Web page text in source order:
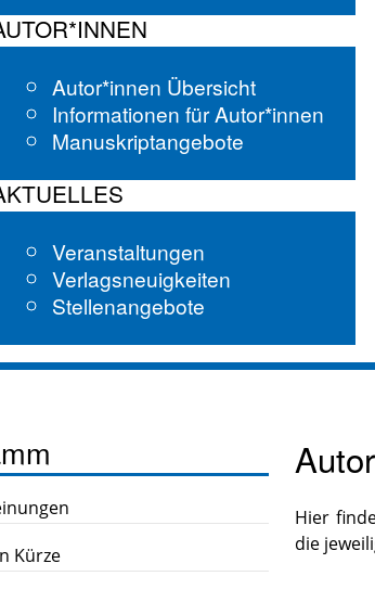
Autor*innen Übersicht
Informationen für Autor*innen
Manuskriptangebote
Veranstaltungen
Verlagsneuigkeiten
Stellenangebote
Kürze
Hier
die